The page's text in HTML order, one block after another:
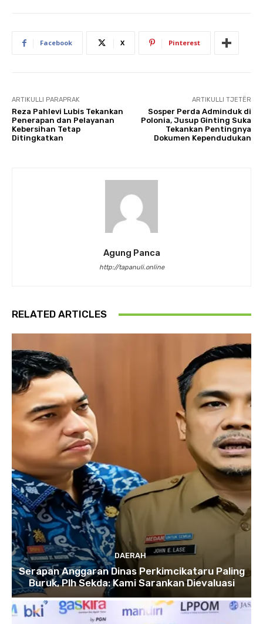
Facebook X Pinterest
ARTIKULLI PARAPRAK
Reza Pahlevi Lubis Tekankan
Penerapan dan Pelayanan
Kebersihan Tetap
Ditingkatkan
ARTIKULLI TJETËR
Sosper Perda Adminduk di
Polonia, Jusup Ginting Suka
Tekankan Pentingnya
Dokumen Kependudukan
Agung Panca
http://tapanuli.online
RELATED ARTICLES
DAERAH
Serapan Anggaran Dinas Perkimcikataru Paling
Buruk, Plh Sekda: Kami Sarankan Dievaluasi